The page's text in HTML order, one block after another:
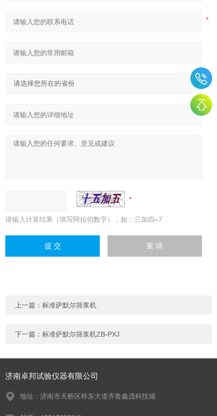
请输入计算结果（填写阿拉伯数字），如：三加四=7
上一篇：标准萨默尔筛浆机
下一篇：标准萨默尔筛浆机ZB-PXJ
济南卓邦试验仪器有限公司
地址：济南市天桥区梓东大道齐鲁鑫茂科技城